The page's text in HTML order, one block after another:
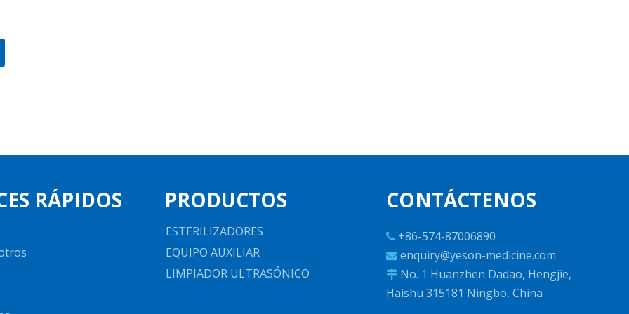
RÁPIDOS PRODUCTOS
ESTERILIZADORES
EQUIPO AUXILIAR
LIMPIADOR ULTRASÓNICO
CONTÁCTENOS
 +86-574-87006890
 enquiry@yeson-medicine.com
 No. 1 Huanzhen Dadao, Hengjie,
Haishu 315181 Ningbo, China